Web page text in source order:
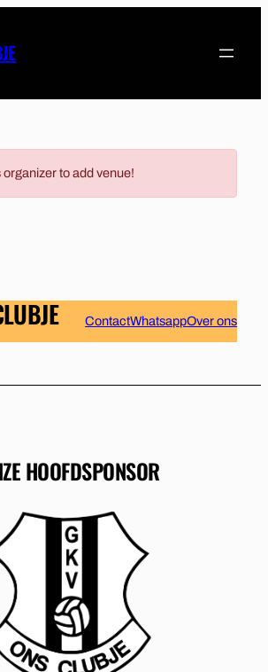
organizer to add venue!
ContactWhatsappOver ons
HOOFDSPONSOR